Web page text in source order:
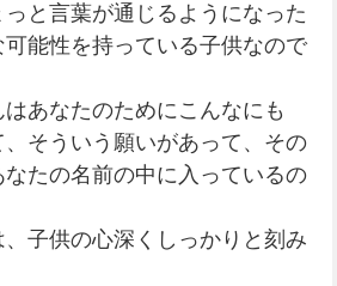
と言葉が通じるようになった
能性を持っている子供なので
あなたのためにこんなにも
そういう願いがあって、その
たの名前の中に入っているの
子供の心深くしっかりと刻み